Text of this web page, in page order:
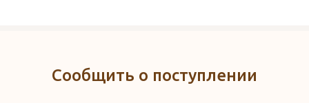
Сообщить о поступлении